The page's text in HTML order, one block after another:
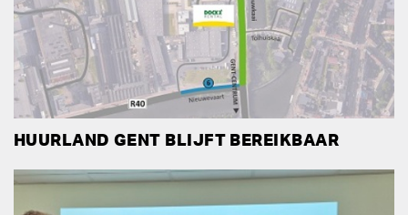
HUURLAND GENT BLIJFT BEREIKBAAR